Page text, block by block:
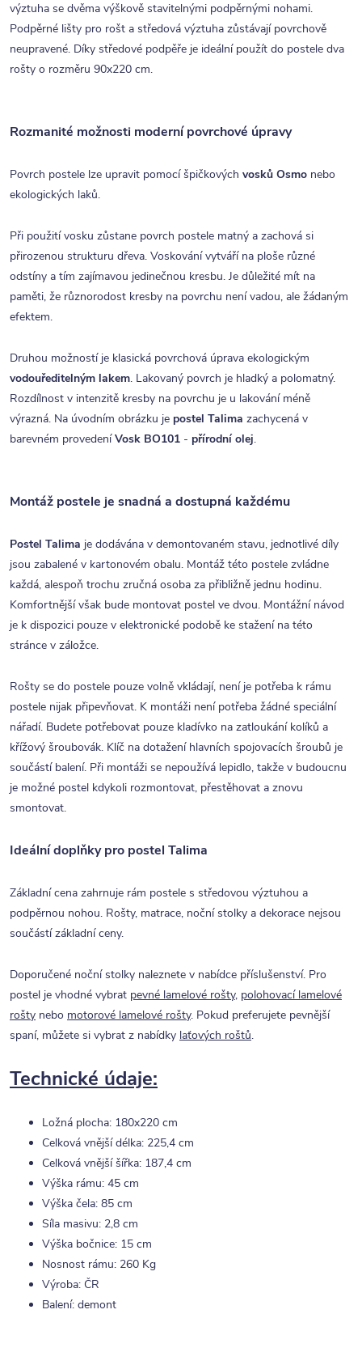
výztuha se dvěma výškově stavitelnými podpěrnými nohami.
Podpěrné lišty pro rošt a středová výztuha zůstávají povrchově
neupravené. Díky středové podpěře je ideální použít do postele dva
rošty o rozměru 90x220 cm.
Rozmanité možnosti moderní povrchové úpravy
Povrch postele lze upravit pomocí špičkových vosků Osmo nebo
ekologických laků.
Při použití vosku zůstane povrch postele matný a zachová si
přirozenou strukturu dřeva. Voskování vytváří na ploše různé
odstíny a tím zajímavou jedinečnou kresbu. Je důležité mít na
paměti, že různorodost kresby na povrchu není vadou, ale žádaným
efektem.
Druhou možností je klasická povrchová úprava ekologickým
vodouředitelným lakem. Lakovaný povrch je hladký a polomatný.
Rozdílnost v intenzitě kresby na povrchu je u lakování méně
výrazná. Na úvodním obrázku je postel Talima zachycená v
barevném provedeníVosk BO101 - přírodní olej.
Montáž postele je snadná a dostupná každému
Postel Talima je dodávána v demontovaném stavu, jednotlivé díly
jsou zabalené v kartonovém obalu. Montáž této postele zvládne
každá, alespoň trochu zručná osoba za přibližně jednu hodinu.
Komfortnější však bude montovat postel ve dvou. Montážní návod
je k dispozici pouze v elektronické podobě ke stažení na této
stránce v záložce.
Rošty se do postele pouze volně vkládají, není je potřeba k rámu
postele nijak připevňovat. K montáži není potřeba žádné speciální
nářadí. Budete potřebovat pouze kladívko na zatloukání kolíků a
křížový šroubovák. Klíč na dotažení hlavních spojovacích šroubů je
součástí balení. Při montáži se nepoužívá lepidlo, takže v budoucnu
je možné postel kdykoli rozmontovat, přestěhovat a znovu
smontovat.
Ideální doplňky pro postel Talima
Základní cena zahrnuje rám postele s středovou výztuhou a
podpěrnou nohou. Rošty, matrace, noční stolky a dekorace nejsou
součástí základní ceny.
Doporučené noční stolky naleznete v nabídce příslušenství. Pro
postel je vhodné vybrat pevné lamelové rošty, polohovací lamelové
rošty nebo motorové lamelové rošty. Pokud preferujete pevnější
spaní, můžete si vybrat z nabídky laťových roštů.
Technické údaje:
Ložná plocha: 180x220 cm
Celková vnější délka: 225,4 cm
Celková vnější šířka: 187,4 cm
Výška rámu: 45 cm
Výška čela: 85 cm
Síla masivu: 2,8 cm
Výška bočnice: 15 cm
Nosnost rámu: 260 Kg
Výroba: ČR
Balení: demont